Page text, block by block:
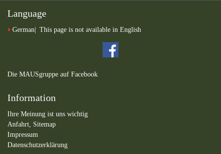
Language
German This page is not available in English
Die MAUSgruppe auf Facebook
Information
Ihre Meinung ist uns wichtig
Anfahrt, Sitemap
Impressum
Datenschutzerklärung